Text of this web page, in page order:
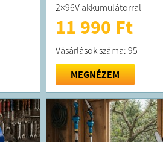
2×96V akkumulátorral
11 990 Ft
Vásárlások száma: 95
MEGNÉZEM